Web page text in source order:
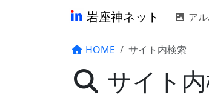
岩座神ネット ア
HOME サイト内検索
サイト